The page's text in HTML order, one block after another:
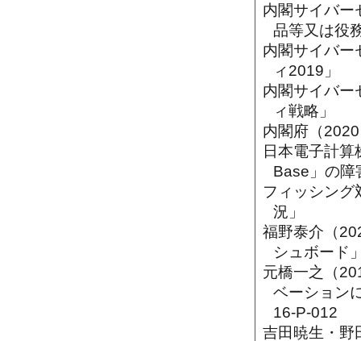
内閣サイバー
品等又は役
内閣サイバー
ィ2019」
内閣サイバー
ィ戦略」
内閣府（
日本電子計
Base」の障
フィッシン
況」
福野泰介（
シュボード
元橋一之（
ベーション
16-P-012
吉田暁生・野